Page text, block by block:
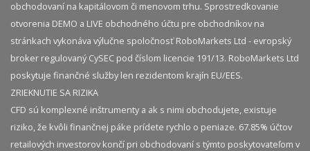
obchodovaní na kapitálovom či menovom trhu. Sprostredkovanie
otvorenia DEMO a LIVE obchodného účtu pre obchodníkov na
stránkach vykonáva výlučne spoločnosť RoboMarkets Ltd - evropský
broker regulovaný CySEC pod číslom licencie 191/13. RoboMarkets Ltd
poskytuje finančné služby len rezidentom krajín EU/EES.
ZRIEKNUTIE SA RIZIKA
CFD sú komplexné inštrumenty a ak s nimi obchodujete, existuje
riziko, že kvôli finančnej páke prídete rychlo o peniaze. 67.85% účtov
retailových investorov končí pri obchodovaní s týmto poskytovateľom v